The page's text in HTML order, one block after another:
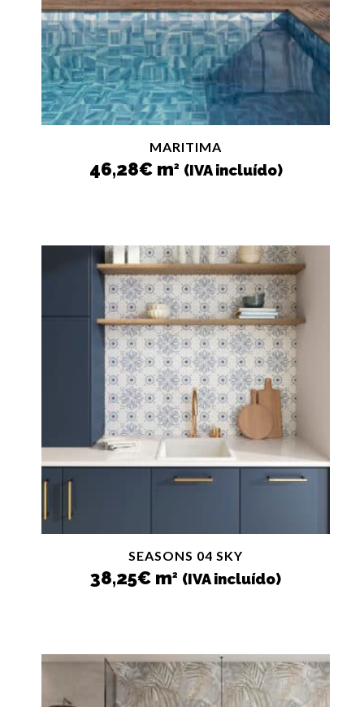
MARITIMA
46,28€m2 (IVA incluído)
SEASONS 04 SKY
38,25€ m2 (IVA incluído)